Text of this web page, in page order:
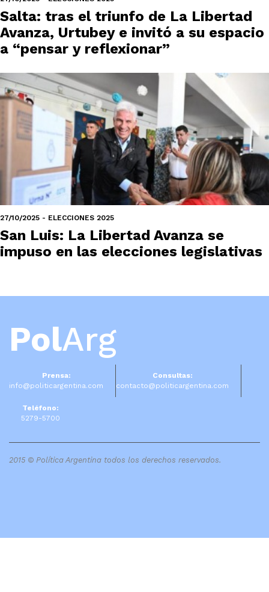
Salta: tras el triunfo de La Libertad
Avanza, Urtubey e invitó a su espacio
a “pensar y reflexionar”
27/10/2025 - ELECCIONES 2025
San Luis: La Libertad Avanza se
impuso en las elecciones legislativas
PolArg
Prensa:
info@politicargentina.com
Consultas:
contacto@politicargentina.com
Teléfono:
5279-5700
2015 © Política Argentina todos los derechos reservados.